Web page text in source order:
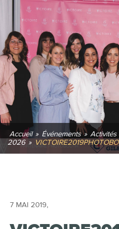
Accueil » Événements »
2026 »
7 MAI 2019,